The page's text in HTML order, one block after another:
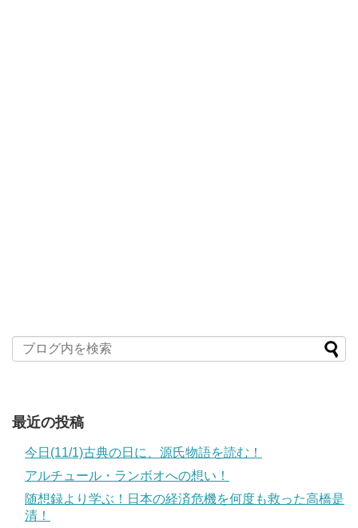
最近の投稿
今日(11/1)古典の日に、源氏物語を読む！
アルチュール・ランボオへの想い！
随想録より学ぶ！日本の経済危機を何度も救った高橋是
清！